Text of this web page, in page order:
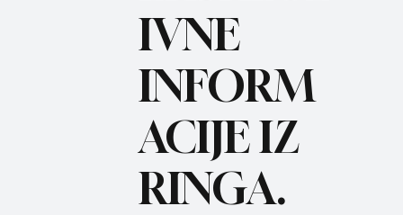
IVNE
INFORM
ACIJE IZ
RINGA.